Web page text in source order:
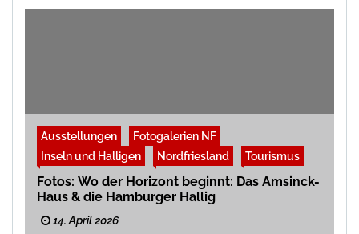
Ausstellungen
Fotogalerien NF
Inseln und Halligen
Nordfriesland Tourismus
Fotos: Wo der Horizont beginnt: Das Amsinck-
Haus & die Hamburger Hallig
14. April 2026